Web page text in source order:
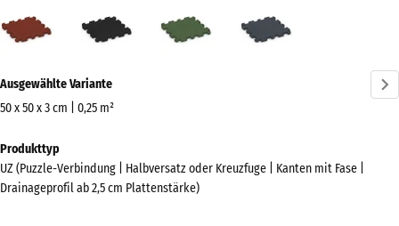
(active)
Informationen
zu
Farben?
Farbpalette
Ausgewählte Variante
50 x 50 x 3 cm | 0,25 m²
Abmessungen
für
den
Produkttyp
UZ (Puzzle-Verbindung | Halbversatz oder Kreuzfuge | Kanten mit Fase |
Drainageprofil ab 2,5 cm Plattenstärke)